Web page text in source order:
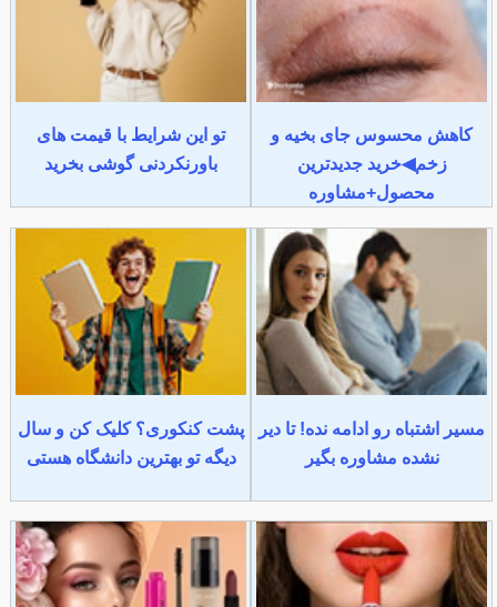
کاهش محسوس جای بخیه و
زخم◀خرید جدیدترین
محصول+مشاوره
تو این شرایط با قیمت های
باورنکردنی گوشی بخرید
مسیر اشتباه رو ادامه نده! تا دیر
نشده مشاوره بگیر
پشت کنکوری؟ کلیک کن و سال
دیگه تو بهترین دانشگاه هستی